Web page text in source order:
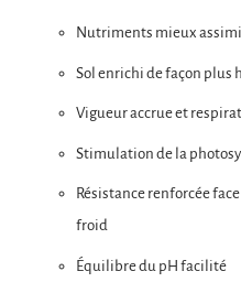
Nutriments mieux
Sol enrichi de façon plus
Vigueur accrue et
Stimulation de la
Résistance renforcée
froid
Équilibre du pH facilité